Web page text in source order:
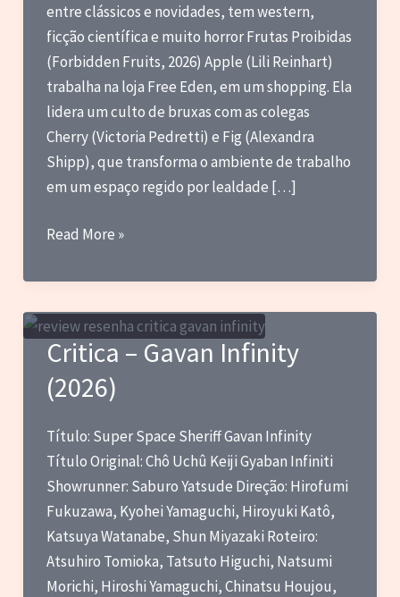
entre clássicos e novidades, tem western,
ficção científica e muito horror Frutas Proibidas
(Forbidden Fruits, 2026) Apple (Lili Reinhart)
trabalha na loja Free Eden, em um shopping. Ela
lidera um culto de bruxas com as colegas
Cherry (Victoria Pedretti) e Fig (Alexandra
Shipp), que transforma o ambiente de trabalho
em um espaço regido por lealdade […]
Blog
Marc
–
Notas
sobre
filmes
vi
pela
primeira
vez
em
julho
de
Read More »
Critica – Gavan Infinity
(2026)
Título: Super Space Sheriff Gavan Infinity
Título Original: Chô Uchû Keiji Gyaban Infiniti
Showrunner: Saburo Yatsude Direção: Hirofumi
Fukuzawa, Kyohei Yamaguchi, Hiroyuki Katô,
Katsuya Watanabe, Shun Miyazaki Roteiro:
Atsuhiro Tomioka, Tatsuto Higuchi, Natsumi
Morichi, Hiroshi Yamaguchi, Chinatsu Houjou,